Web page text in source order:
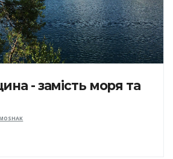
- замість моря та